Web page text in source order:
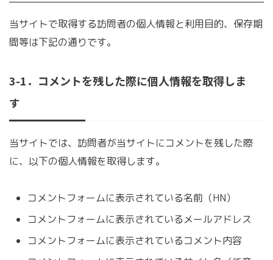
当サイトで取得する訪問者の個人情報と利用目的、保存期
間等は下記の通りです。
3-1．コメントを残した際に個人情報を取得しま
す
当サイトでは、訪問者が当サイトにコメントを残した際
に、以下の個人情報を取得します。
コメントフォームに表示されている名前（HN）
コメントフォームに表示されているメールアドレス
コメントフォームに表示されているコメント内容